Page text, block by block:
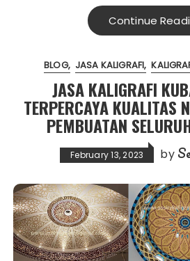
Continue
BLOG JASA KALIGRAFI
JASA KALIGRAFI
TERPERCAYA KUALITAS
PEMBUATAN
February 13, 2023 by